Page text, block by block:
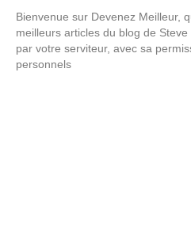
Bienvenue sur Devenez Meilleur,
meilleurs articles du blog de
par votre serviteur, avec sa
personnels